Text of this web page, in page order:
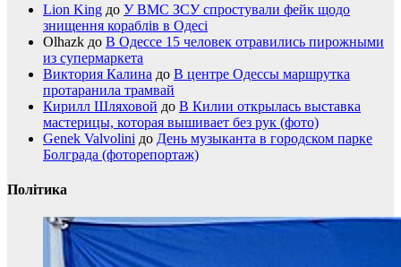
Lion King до У ВМС ЗСУ спростували фейк щодо
знищення кораблів в Одесі
Olhazk до В Одессе 15 человек отравились пирожными
из супермаркета
Виктория Калина до В центре Одессы маршрутка
протаранила трамвай
Кирилл Шляховой до В Килии открылась выставка
мастерицы, которая вышивает без рук (фото)
Genek Valvolini до День музыканта в городском парке
Болграда (фоторепортаж)
Політика